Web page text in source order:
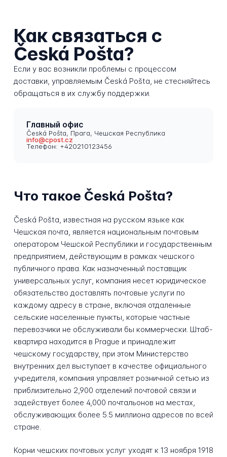
Как связаться с
Česká Pošta?
Если у вас возникли проблемы с процессом
доставки, управляемым Česká Pošta, не стесняйтесь
обращаться в их службу поддержки.
Главный офис
Česká Pošta, Прага, Чешская Республика
info@cpost.cz
Телефон: +420210123456
Что такое Česká Pošta?
Česká Pošta, известная на русском языке как
Чешская почта, является национальным почтовым
оператором Чешской Республики и государственным
предприятием, действующим в рамках чешского
публичного права. Как назначенный поставщик
универсальных услуг, компания несет юридическое
обязательство доставлять почтовые услуги по
каждому адресу в стране, включая отдаленные
сельские населенные пункты, которые частные
перевозчики не обслуживали бы коммерчески. Штаб-
квартира находится в Prague и принадлежит
чешскому государству, при этом Министерство
внутренних дел выступает в качестве официального
учредителя, компания управляет розничной сетью из
приблизительно 2,900 отделений почтовой связи и
задействует более 4,000 почтальонов на местах,
обслуживающих более 5.5 миллиона адресов по всей
стране.
Корни чешских почтовых услуг уходят к 13 ноября 1918